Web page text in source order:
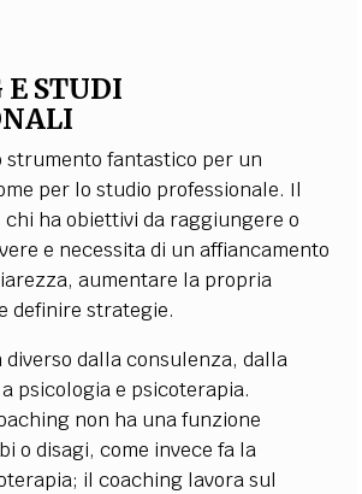
E STUDI
strumento fantastico per un
per lo studio professionale. Il
ha obiettivi da raggiungere o
e necessita di un affiancamento
aumentare la propria
definire strategie.
diverso dalla consulenza, dalla
psicologia e psicoterapia.
non ha una funzione
o disagi, come invece fa la
il coaching lavora sul